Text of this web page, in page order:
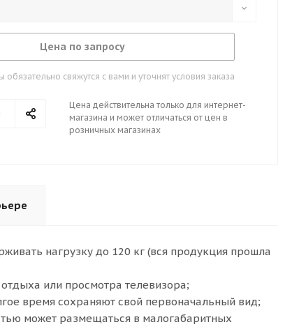
Цена по запросу
свяжутся с вами и уточнят условия заказа
Цена действительна только для интернет-
магазина и может отличаться от цен в
розничных магазинах
нагрузку до 120 кг (вся продукция прошла
или просмотра телевизора;
время сохраняют свой первоначальный вид;
может размещаться в малогабаритных